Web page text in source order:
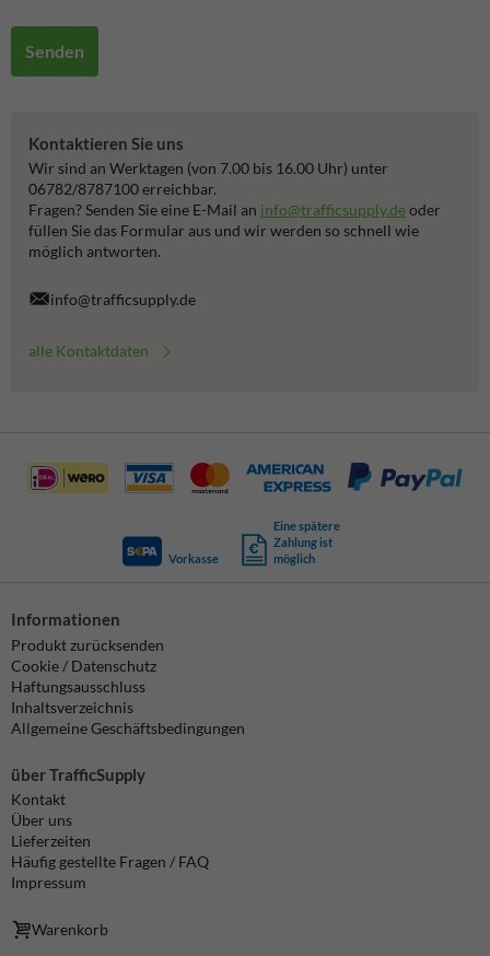
Senden
Kontaktieren Sie uns
Wir sind an Werktagen (von 7.00 bis 16.00 Uhr) unter
06782/8787100 erreichbar.
Fragen? Senden Sie eine E-Mail an info@trafficsupply.deoder
füllen Sie das Formular aus und wir werden so schnell wie
möglich antworten.
info@trafficsupply.de
alle Kontaktdaten
Vorkasse
Eine spätere
Zahlung ist
möglich
Informationen
Produkt zurücksenden
Cookie / Datenschutz
Haftungsausschluss
Inhaltsverzeichnis
Allgemeine Geschäftsbedingungen
über TrafficSupply
Kontakt
Über uns
Lieferzeiten
Häufig gestellte Fragen / FAQ
Impressum
Warenkorb